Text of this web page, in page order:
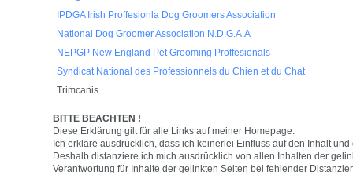
IPDGA Irish Proffesionla Dog Groomers Association
National Dog Groomer Association N.D.G.A.A
NEPGP New England Pet Grooming Proffesionals
Syndicat National des Professionnels du Chien et du Chat
Trimcanis
BITTE BEACHTEN !
Diese Erklärung gilt für alle Links auf meiner Homepage:
Ich erkläre ausdrücklich, dass ich keinerlei Einfluss auf den Inhalt
Deshalb distanziere ich mich ausdrücklich von allen Inhalten der
Verantwortung für Inhalte der gelinkten Seiten bei fehlender